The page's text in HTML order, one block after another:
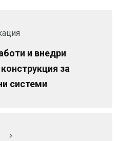
и внедри
за
системи